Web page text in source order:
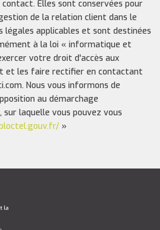
Elles sont conservées pour
de la relation client dans le
légales applicables et sont destinées
à la loi « informatique et
votre droit d'accès aux
et les faire rectifier en contactant
Nous vous informons de
au démarchage
laquelle vous pouvez vous
»